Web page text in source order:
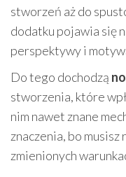
stworzeń aż do
dodatku pojawia się
perspektywy i
Do tego dochodzą
stworzenia, które
nim nawet znane
znaczenia, bo
zmienionych